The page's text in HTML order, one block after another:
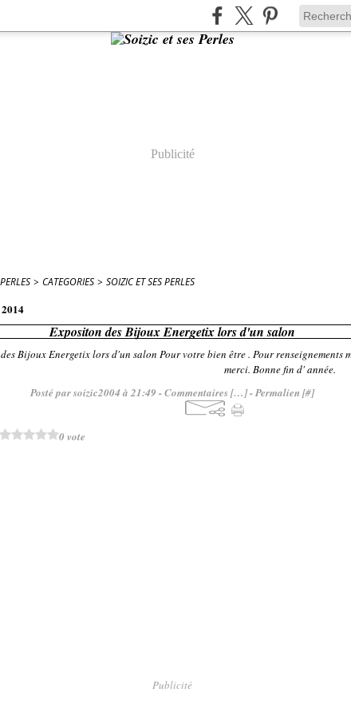
Publicité
> CATEGORIES > SOIZIC ET SES PERLES
Expositon des Bijoux Energetix lors d'un salon
Pour votre bien être . Pour renseignements
merci. Bonne fin d' année.
Posté par soizic2004 à 21:49 -Commentaires […]- Permalien [#]
0 vote
Publicité